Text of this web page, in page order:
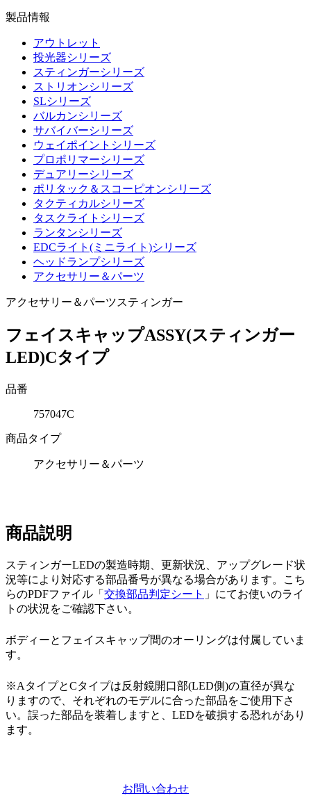
製品情報
アウトレット
投光器シリーズ
スティンガーシリーズ
ストリオンシリーズ
SLシリーズ
バルカンシリーズ
サバイバーシリーズ
ウェイポイントシリーズ
プロポリマーシリーズ
デュアリーシリーズ
ポリタック＆スコーピオンシリーズ
タクティカルシリーズ
タスクライトシリーズ
ランタンシリーズ
EDCライト(ミニライト)シリーズ
ヘッドランプシリーズ
アクセサリー＆パーツ
アクセサリー＆パーツスティンガー
フェイスキャップASSY(スティンガー
LED)Cタイプ
品番
757047C
商品タイプ
アクセサリー＆パーツ
商品説明
スティンガーLEDの製造時期、更新状況、アップグレード状
況等により対応する部品番号が異なる場合があります。こち
らのPDFファイル「 交換部品判定シート 」にてお使いのライ
トの状況をご確認下さい。
ボディーとフェイスキャップ間のオーリングは付属していま
す。
※AタイプとCタイプは反射鏡開口部(LED側)の直径が異な
りますので、それぞれのモデルに合った部品をご使用下さ
い。誤った部品を装着しますと、LEDを破損する恐れがあり
ます。
お問い合わせ